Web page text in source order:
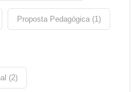
Proposta Pedagógica (1)
(2)